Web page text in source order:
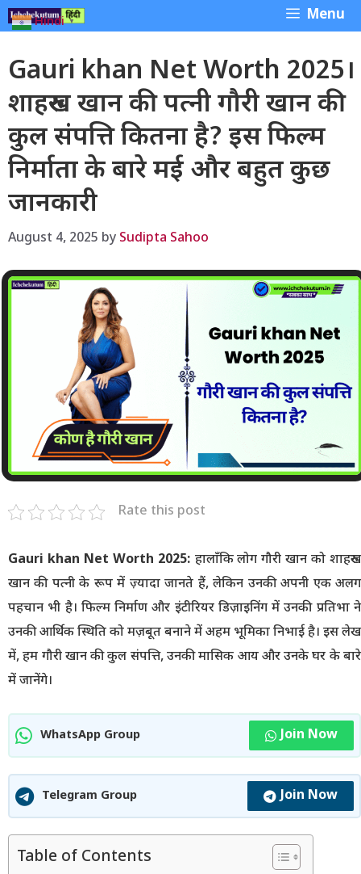
Skip
to
Menu
Gauri khan Net Worth 2025।
शाहरुख खान की पत्नी गौरी खान की
कुल संपत्ति कितना है? इस फिल्म
निर्माता के बारे मई और बहुत कुछ
जानकारी
August 4, 2025 by Sudipta Sahoo
Rate this post
Gauri khan Net Worth 2025: हालाँकि लोग गौरी खान को शाहरुख
खान की पत्नी के रूप में ज़्यादा जानते हैं, लेकिन उनकी अपनी एक अलग
पहचान भी है। फिल्म निर्माण और इंटीरियर डिज़ाइनिंग में उनकी प्रतिभा ने
उनकी आर्थिक स्थिति को मज़बूत बनाने में अहम भूमिका निभाई है। इस लेख
में, हम गौरी खान की कुल संपत्ति, उनकी मासिक आय और उनके घर के बारे
में जानेंगे।
WhatsApp Group Join Now
Telegram Group Join Now
Table of Contents
Hindi ▼